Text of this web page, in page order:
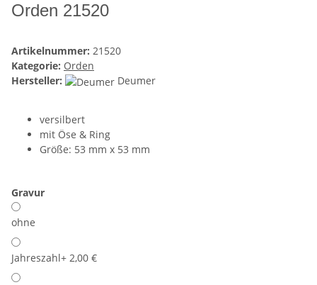
Orden 21520
Artikelnummer: 21520
Kategorie: Orden
Hersteller:
Deumer
versilbert
mit Öse & Ring
Größe: 53 mm x 53 mm
Gravur
ohne
Jahreszahl+ 2,00 €